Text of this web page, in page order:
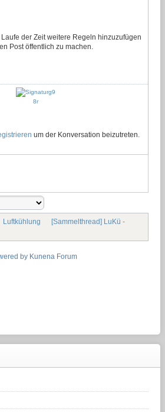
der Zeit weitere Regeln hinzuzufügen
Post öffentlich zu machen.
um der Konversation beizutreten.
Luftkühlung
[Sammelthread] LuKü -
by Kunena Forum